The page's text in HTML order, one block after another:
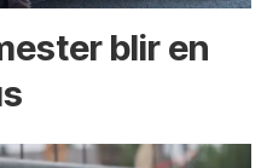
blir en